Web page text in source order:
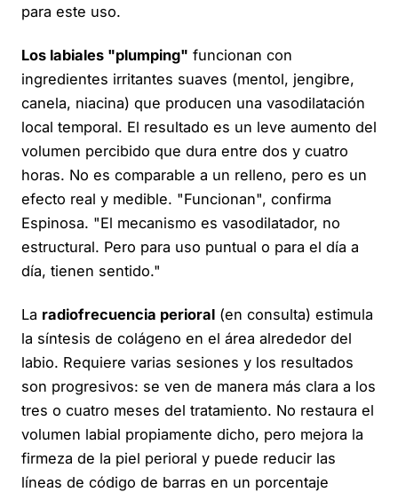
para este uso.
Los labiales "plumping" funcionan con
ingredientes irritantes suaves (mentol, jengibre,
canela, niacina) que producen una vasodilatación
local temporal. El resultado es un leve aumento del
volumen percibido que dura entre dos y cuatro
horas. No es comparable a un relleno, pero es un
efecto real y medible. "Funcionan", confirma
Espinosa. "El mecanismo es vasodilatador, no
estructural. Pero para uso puntual o para el día a
día, tienen sentido."
La radiofrecuencia perioral (en consulta) estimula
la síntesis de colágeno en el área alrededor del
labio. Requiere varias sesiones y los resultados
son progresivos: se ven de manera más clara a los
tres o cuatro meses del tratamiento. No restaura el
volumen labial propiamente dicho, pero mejora la
firmeza de la piel perioral y puede reducir las
líneas de código de barras en un porcentaje